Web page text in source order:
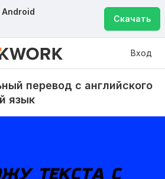
Android
Скачать
Вход
перевод с английского
язык